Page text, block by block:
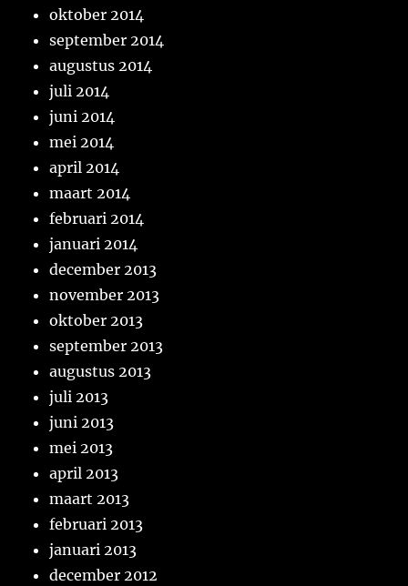
oktober 2014
september 2014
augustus 2014
juli 2014
juni 2014
mei 2014
april 2014
maart 2014
februari 2014
januari 2014
december 2013
november 2013
oktober 2013
september 2013
augustus 2013
juli 2013
juni 2013
mei 2013
april 2013
maart 2013
februari 2013
januari 2013
december 2012